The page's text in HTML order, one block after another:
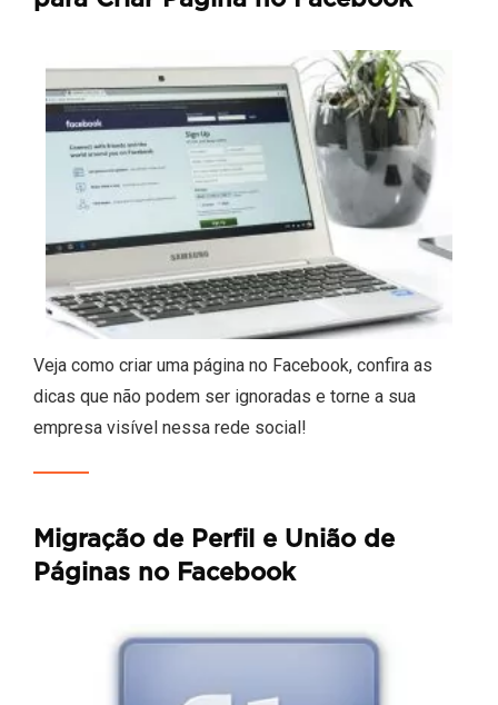
Veja como criar uma página no Facebook, confira as
dicas que não podem ser ignoradas e torne a sua
empresa visível nessa rede social!
Migração de Perfil e União de
Páginas no Facebook